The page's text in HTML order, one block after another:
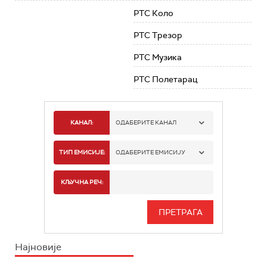
РТС Коло
РТС Трезор
РТС Музика
РТС Полетарац
КАНАЛ: ОДАБЕРИТЕ КАНАЛ
РТС 1
РТС 3
ТИП ЕМИСИЈЕ: ОДАБЕРИТЕ ЕМИСИЈУ
ИНФО
КЉУЧНА РЕЧ:
Најновије